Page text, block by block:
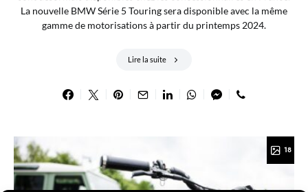
La nouvelle BMW Série 5 Touring sera disponible avec la même
gamme de motorisations à partir du printemps 2024.
Lire la suite
18